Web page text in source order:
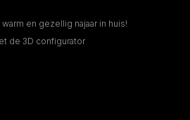
en gezellig najaar in huis!
de 3D configurator